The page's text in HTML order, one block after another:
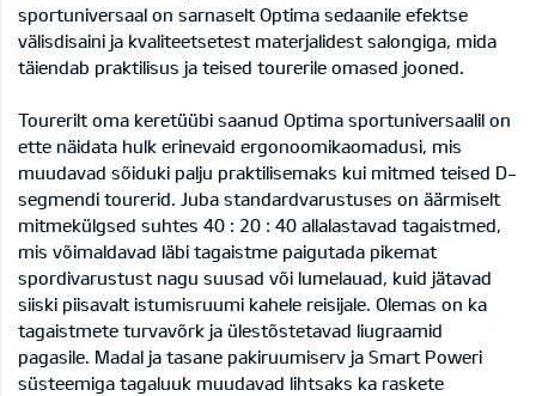
sportuniversaal on sarnaselt Optima sedaanile efektse
välisdisaini ja kvaliteetsetest materjalidest salongiga, mida
täiendab praktilisus ja teised tourerile omased jooned.
Tourerilt oma keretüübi saanud Optima sportuniversaalil on
ette näidata hulk erinevaid ergonoomikaomadusi, mis
muudavad sõiduki palju praktilisemaks kui mitmed teised D-
segmendi tourerid. Juba standardvarustuses on äärmiselt
mitmekülgsed suhtes 40 : 20 : 40 allalastavad tagaistmed,
mis võimaldavad läbi tagaistme paigutada pikemat
spordivarustust nagu suusad või lumelauad, kuid jätavad
siiski piisavalt istumisruumi kahele reisijale. Olemas on ka
tagaistmete turvavõrk ja ülestõstetavad liugraamid
pagasile. Madal ja tasane pakiruumiserv ja Smart Poweri
süsteemiga tagaluuk muudavad lihtsaks ka raskete